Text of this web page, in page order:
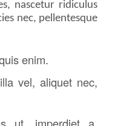
nascetur ridiculus
nec, pellentesque
enim.
vel, aliquet nec,
ut, imperdiet a,